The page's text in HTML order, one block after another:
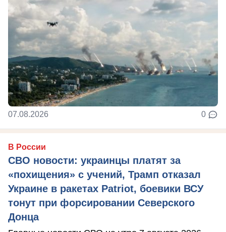
07.08.2026 0
В России
СВО новости: украинцы платят за
«похищения» с учений, Трамп отказал
Украине в ракетах Patriot, боевики ВСУ
тонут при форсировании Северского
Донца